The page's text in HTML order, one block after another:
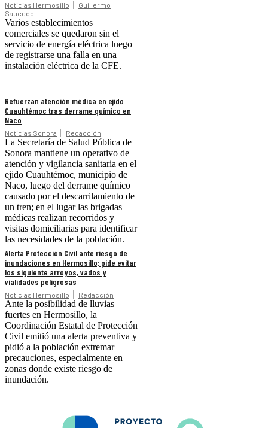
Noticias Hermosillo
Guillermo
Saucedo
Varios establecimientos
comerciales se quedaron sin el
servicio de energía eléctrica luego
de registrarse una falla en una
instalación eléctrica de la CFE.
Refuerzan atención médica en ejido
Cuauhtémoc tras derrame químico en
Naco
Noticias Sonora Redacción
La Secretaría de Salud Pública de
Sonora mantiene un operativo de
atención y vigilancia sanitaria en el
ejido Cuauhtémoc, municipio de
Naco, luego del derrame químico
causado por el descarrilamiento de
un tren; en el lugar las brigadas
médicas realizan recorridos y
visitas domiciliarias para identificar
las necesidades de la población.
Alerta Protección Civil ante riesgo de
inundaciones en Hermosillo; pide evitar
los siguiente arroyos, vados y
vialidades peligrosas
Noticias Hermosillo Redacción
Ante la posibilidad de lluvias
fuertes en Hermosillo, la
Coordinación Estatal de Protección
Civil emitió una alerta preventiva y
pidió a la población extremar
precauciones, especialmente en
zonas donde existe riesgo de
inundación.